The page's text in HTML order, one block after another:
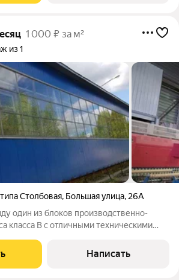
1 000 ₽ за м²
из 1
Столбовая, Большая улица, 26А
один из блоков производственно-
класса В с отличными техническими
центра или склада.
- Размер помещение 11018
Написать